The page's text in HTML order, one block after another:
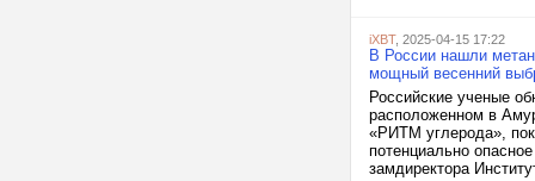
iXBT, 2025-04-15 17:22
В России нашли
мощный весенний
Российские ученые
расположенном в
«РИТМ углерода»,
потенциально
замдиректора